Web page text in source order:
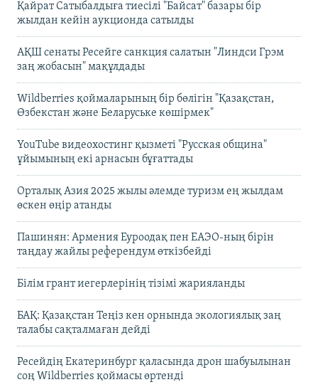
Қайрат Сатыбалдыға тиесілі "Байсат" базары бір
жылдан кейін аукционда сатылды
АҚШ сенаты Ресейге санкция салатын "Линдси Грэм
заң жобасын" мақұлдады
Wildberries қоймаларының бір бөлігін "Қазақстан,
Өзбекстан және Беларуське көшірмек"
YouTube видеохостинг қызметі "Русская община"
ұйымының екі арнасын бұғаттады
Орталық Азия 2025 жылы әлемде туризм ең жылдам
өскен өңір атанды
Пашинян: Армения Еуроодақ пен ЕАЭО-ның бірін
таңдау жайлы референдум өткізбейді
Білім грант иегерлерінің тізімі жарияланды
БАҚ: Қазақстан Теңіз кен орнында экологиялық заң
талабы сақталмаған дейді
Ресейдің Екатеринбург қаласында дрон шабуылынан
соң Wildberries қоймасы өртенді